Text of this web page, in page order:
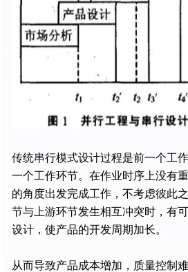
传统串行模式设计过程是前一个工
一个工作环节。在作业时序上没有
的角度出发完成工作，不考虑彼此
节与上游环节发生相互冲突时，有
设计，使产品的开发周期加长。
从而导致产品成本增加，质量控制